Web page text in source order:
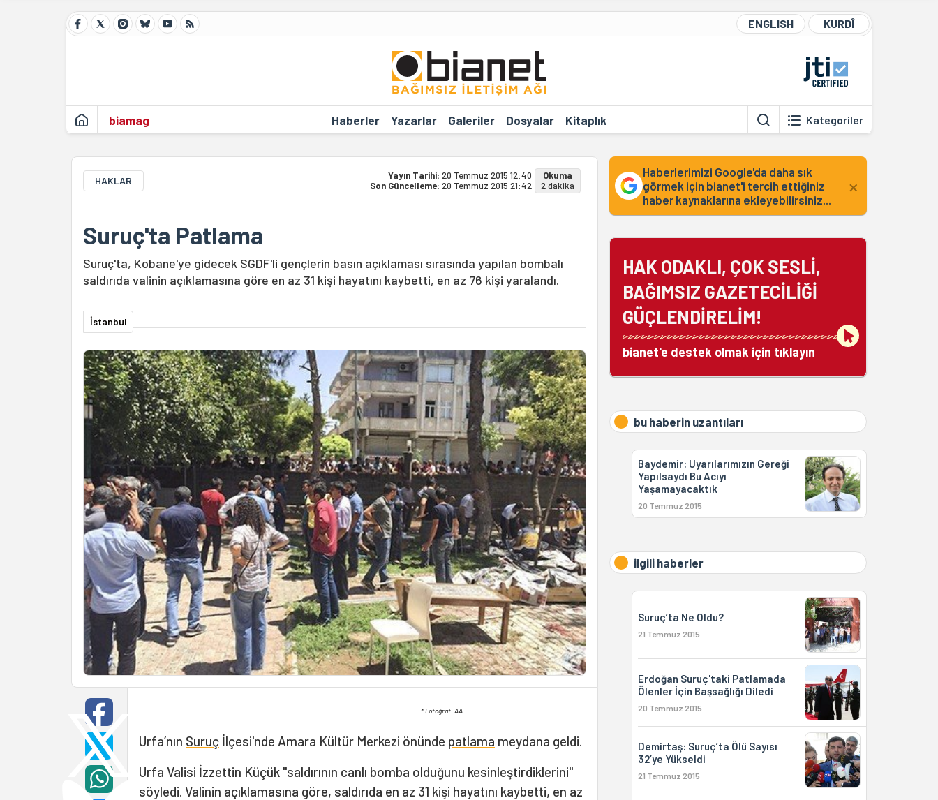
ENGLISH KURDÎ
biamag Haberler Yazarlar Galeriler Dosyalar Kitaplık Kategoriler
HAKLAR Yayın Tarihi: 20 Temmuz 2015 12:40
Son Güncelleme: 20 Temmuz 2015 21:42
Okuma
2 dakika
Suruç'ta Patlama
Suruç'ta, Kobane'ye gidecek SGDF'li gençlerin basın açıklaması sırasında yapılan bombalı
saldırıda valinin açıklamasına göre en az 31 kişi hayatını kaybetti, en az 76 kişi yaralandı.
İstanbul
* Fotoğraf: AA
Urfa’nın Suruç İlçesi'nde Amara Kültür Merkezi önünde patlama meydana geldi.
Urfa Valisi İzzettin Küçük "saldırının canlı bomba olduğunu kesinleştirdiklerini"
söyledi. Valinin açıklamasına göre, saldırıda en az 31 kişi hayatını kaybetti, en az
Haberlerimizi Google'da daha sık
görmek için bianet'i tercih ettiğiniz
haber kaynaklarına ekleyebilirsiniz...
×
HAK ODAKLI, ÇOK SESLİ,
BAĞIMSIZ GAZETECİLİĞİ
GÜÇLENDİRELİM!
bianet'e destek olmak için tıklayın
bu haberin uzantıları
Baydemir: Uyarılarımızın Gereği
Yapılsaydı Bu Acıyı
Yaşamayacaktık
20 Temmuz 2015
ilgili haberler
Suruç’ta Ne Oldu?
21 Temmuz 2015
Erdoğan Suruç'taki Patlamada
Ölenler İçin Başsağlığı Diledi
20 Temmuz 2015
Demirtaş: Suruç’ta Ölü Sayısı
32’ye Yükseldi
21 Temmuz 2015